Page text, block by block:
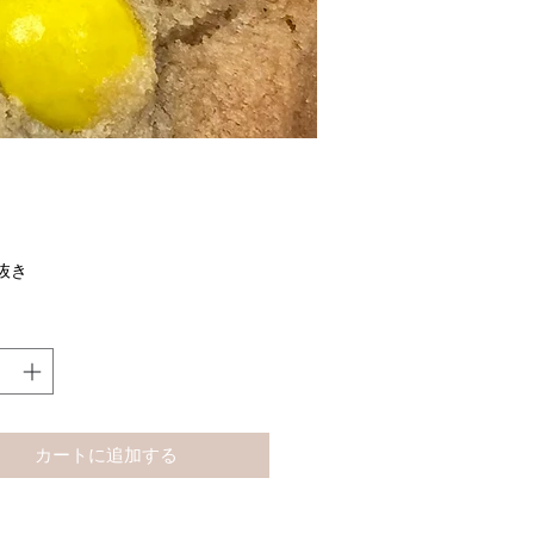
き
カートに追加する